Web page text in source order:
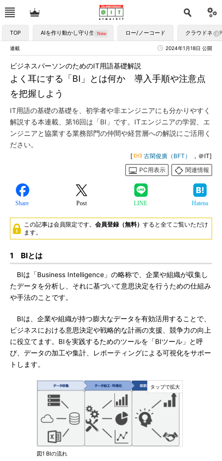
TOP AIを作り動かし守り生かす ロー/ノーコード クラウドネイ
連載 2024年1月18日 公開
よく耳にする「BI」とは何か 導入手順や注意点
を把握しよう
ビジネスパーソンのためのIT用語基礎解説
IT用語の基礎の基礎を、初学者や非エンジニアにも分かりやすく
解説する本連載、第16回は「BI」です。ITエンジニアの学習、エ
ンジニアと協業する業務部門の仲間や経営層への解説にご活用く
ださい。
[ 古閑俊廣（BFT）
，＠IT]
PC用表示
関連情報
Share Post LINE Hatena
この記事は会員限定です。 会員登録（無料） すると全てご覧いただけ
ます。
1 BIとは
BIは「Business Intelligence」の略称で、企業や組織が収集し
たデータを分析し、それに基づいて意思決定を行うための仕組み
や手法のことです。
BIは、企業や組織が持つ膨大なデータを有効活用することで、
ビジネスにおける意思決定や戦略的な計画の支援、競争力の向上
に役立てます。BIを実践するためのツールを「BIツール」と呼
び、データの加工や集計、レポーティングによる可視化をサポー
トします。
図1 BIの流れ